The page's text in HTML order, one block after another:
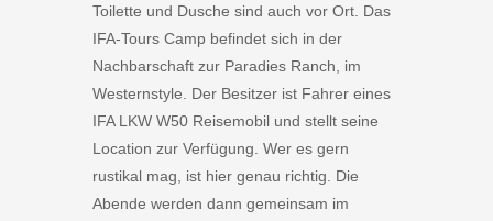
Toilette und Dusche sind auch vor Ort. Das
IFA-Tours Camp befindet sich in der
Nachbarschaft zur Paradies Ranch, im
Westernstyle. Der Besitzer ist Fahrer eines
IFA LKW W50 Reisemobil und stellt seine
Location zur Verfügung. Wer es gern
rustikal mag, ist hier genau richtig. Die
Abende werden dann gemeinsam im